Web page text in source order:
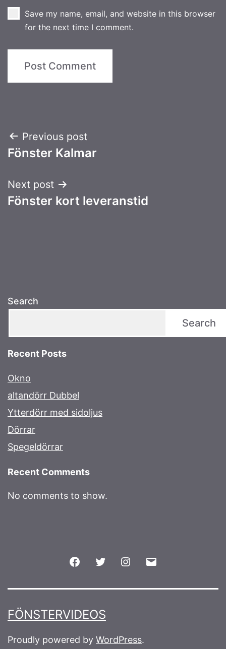
Save my name, email, and website in this browser
for the next time I comment.
Post
navigation
Previous post
Fönster Kalmar
Next post
Fönster kort leveranstid
Search
Search
Recent Posts
Okno
altandörr Dubbel
Ytterdörr med sidoljus
Dörrar
Spegeldörrar
Recent Comments
No comments to show.
FacebookTwitter Instagram
FÖNSTERVIDEOS
Proudly powered by WordPress.